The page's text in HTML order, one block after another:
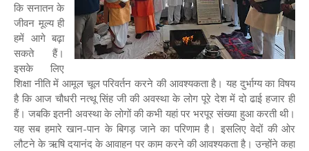
कि सनातन के
जीवन मूल्य ही
हमें आगे बढ़ा
सकते हैं।
इसके लिए
शिक्षा नीति में आमूल चूल परिवर्तन करने की आवश्यकता है। यह दुर्भाग्य का विषय
है कि आज चौधरी नत्थू सिंह जी की अवस्था के लोग पूरे देश में दो ढाई हजार ही
हैं। जबकि इतनी अवस्था के लोगों की कभी यहां पर भरपूर संख्या हुआ करती थी।
यह सब हमारे खान-पान के बिगड़ जाने का परिणाम है। इसलिए वेदों की ओर
लौटने के ऋषि दयानंद के आवाहन पर काम करने की आवश्यकता है। उन्होंने कहा